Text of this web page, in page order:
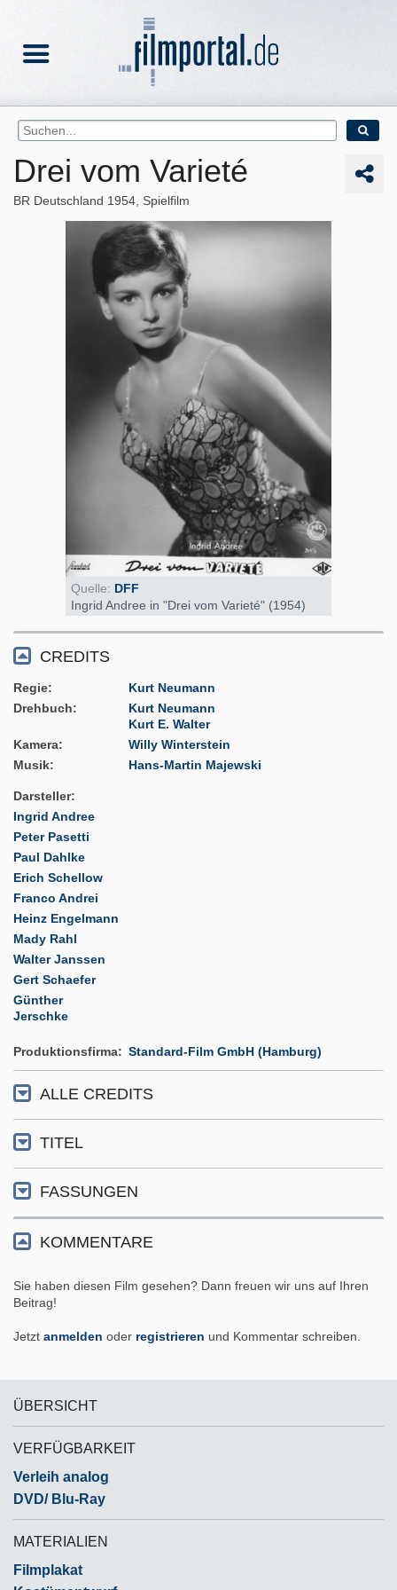
Drei vom Varieté
BR Deutschland 1954 Spielfilm
Quelle: DFF
Ingrid Andree in "Drei vom Varieté" (1954)
CREDITS
Regie
Kurt Neumann
Drehbuch
Kurt Neumann
Kurt E. Walter
Kamera
Willy Winterstein
Musik
Hans-Martin Majewski
Darsteller
Ingrid Andree
Peter Pasetti
Paul Dahlke
Erich Schellow
Franco Andrei
Heinz Engelmann
Mady Rahl
Walter Janssen
Gert Schaefer
Günther
Jerschke
Produktionsfirma Standard-Film GmbH (Hamburg)
ALLE CREDITS
TITEL
FASSUNGEN
KOMMENTARE
Sie haben diesen Film gesehen? Dann freuen wir uns auf Ihren
Beitrag!
Jetzt anmelden oder registrieren und Kommentar schreiben.
ÜBERSICHT
VERFÜGBARKEIT
Verleih analog
DVD/ Blu-Ray
MATERIALIEN
Filmplakat